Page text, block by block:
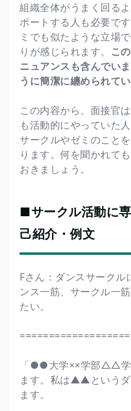
組織全体がうまく回る
ポートする人も必要で
ミでも似たような立場
りが感じられます。
こ
ニュアンスも含んでい
うに簡潔に纏められてい
この内容から、面接官
も活動的にやっていた
サークルやゼミのこと
ります。何を聞かれて
おきましょう。
■サークル活動に
己紹介・例文
Fさん：ダンスサーク
ンス一筋、サークル一
たい。
「●●大学××学部△△
ます。私は▲▲という
ます。